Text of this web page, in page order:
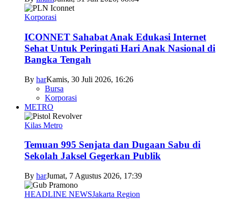
Korporasi
ICONNET Sahabat Anak Edukasi Internet
Sehat Untuk Peringati Hari Anak Nasional di
Bangka Tengah
By harKamis, 30 Juli 2026, 16:26
Bursa
Korporasi
METRO
Kilas Metro
Temuan 995 Senjata dan Dugaan Sabu di
Sekolah Jaksel Gegerkan Publik
By harJumat, 7 Agustus 2026, 17:39
HEADLINE NEWSJakarta Region